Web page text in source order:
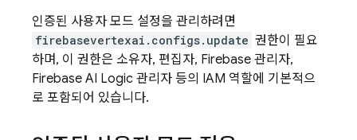
인증된 사용자 모드 설정을 관리하려면
firebasevertexai.configs.update 권한이 필요
하며, 이 권한은 소유자, 편집자, Firebase 관리자,
Firebase AI Logic 관리자 등의 IAM 역할에 기본적으
로 포함되어 있습니다.